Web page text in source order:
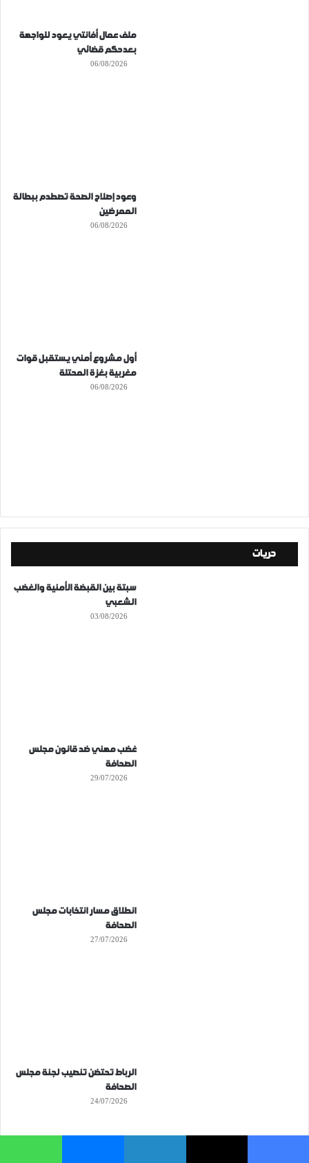
ملف عمال أفانتي يعود للواجهة
بعدحكم قضائي
06/08/2026
وعود إصلاح الصحة تصطدم ببطالة
الممرضين
06/08/2026
أول مشروع أمني يستقبل قوات
مغربية بغزة المحتلة
06/08/2026
حريات
سبتة بين القبضة الأمنية والغضب
الشعبي
03/08/2026
غضب مهني ضد قانون مجلس
الصحافة
29/07/2026
انطلاق مسار انتخابات مجلس
الصحافة
27/07/2026
الرباط تحتضن تنصيب لجنة مجلس
الصحافة
24/07/2026